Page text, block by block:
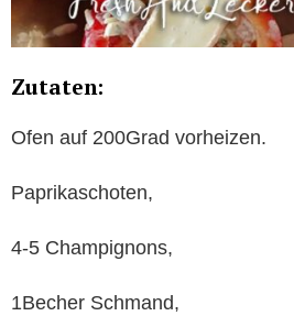
Zutaten:
Ofen auf 200Grad vorheizen.
Paprikaschoten,
4-5 Champignons,
1Becher Schmand,